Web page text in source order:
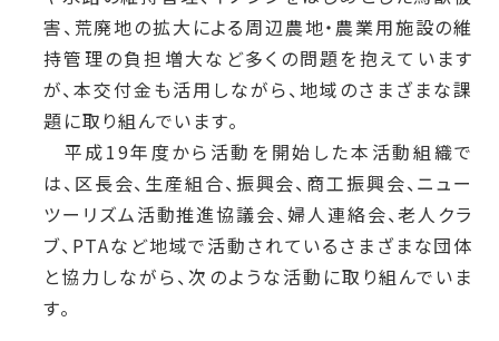
害、荒廃地の拡大による周辺農地・農業用施設の維
持管理の負担増大など多くの問題を抱えています
が、本交付金も活用しながら、地域のさまざまな課
題に取り組んでいます。
平成19年度から活動を開始した本活動組織で
は、区長会、生産組合、振興会、商工振興会、ニュー
ツーリズム活動推進協議会、婦人連絡会、老人クラ
ブ、PTAなど地域で活動されているさまざまな団体
と協力しながら、次のような活動に取り組んでいま
す。